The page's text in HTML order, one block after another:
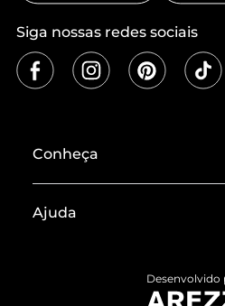
Siga nossas redes sociais
Conheça
Termos de Uso
Ajuda
Desenvolvido